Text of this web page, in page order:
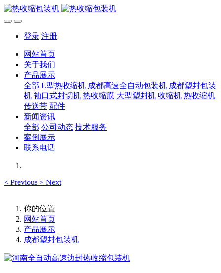
登录 注册
网站首页
关于我们
产品展示
全部 L型热收缩机 成都高速全自动包装机 成都塑封包装
机 袖口式封切机 热收缩膜 大型塑封机 收缩机 热收缩机
传送带 配件
新闻资讯
全部 公司动态 技术服务
案例展示
联系电话
< Previous > Next
你的位置
网站首页
产品展示
成都塑封包装机